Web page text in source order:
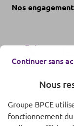
Nos
Mentions
Continuer sans
Nous
Groupe BPCE
fonctionnement